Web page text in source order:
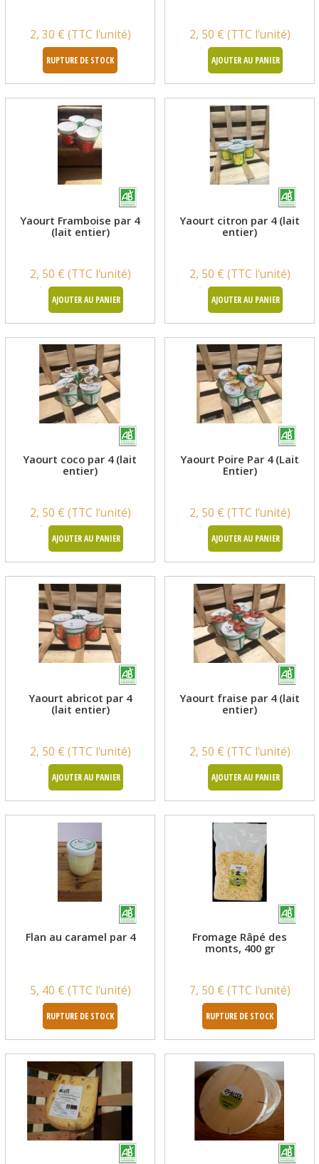
2, 30 € (TTC l'unité)
RUPTURE DE STOCK
2, 50 € (TTC l'unité)
AJOUTER AU PANIER
Yaourt Framboise par 4
(lait entier)
2, 50 € (TTC l'unité)
AJOUTER AU PANIER
Yaourt citron par 4 (lait
entier)
2, 50 € (TTC l'unité)
AJOUTER AU PANIER
Yaourt coco par 4 (lait
entier)
2, 50 € (TTC l'unité)
AJOUTER AU PANIER
Yaourt Poire Par 4 (Lait
Entier)
2, 50 € (TTC l'unité)
AJOUTER AU PANIER
Yaourt abricot par 4
(lait entier)
2, 50 € (TTC l'unité)
AJOUTER AU PANIER
Yaourt fraise par 4 (lait
entier)
2, 50 € (TTC l'unité)
AJOUTER AU PANIER
Flan au caramel par 4
5, 40 € (TTC l'unité)
RUPTURE DE STOCK
Fromage Râpé des
monts, 400 gr
7, 50 € (TTC l'unité)
RUPTURE DE STOCK